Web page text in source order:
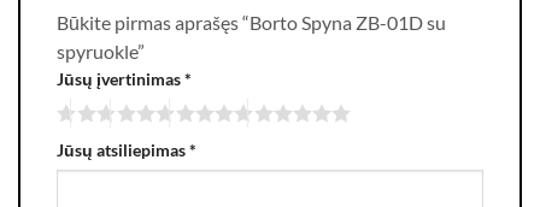
Būkite pirmas aprašęs “Borto Spyna ZB-01D su
spyruokle”
Jūsų įvertinimas*
Jūsų atsiliepimas*